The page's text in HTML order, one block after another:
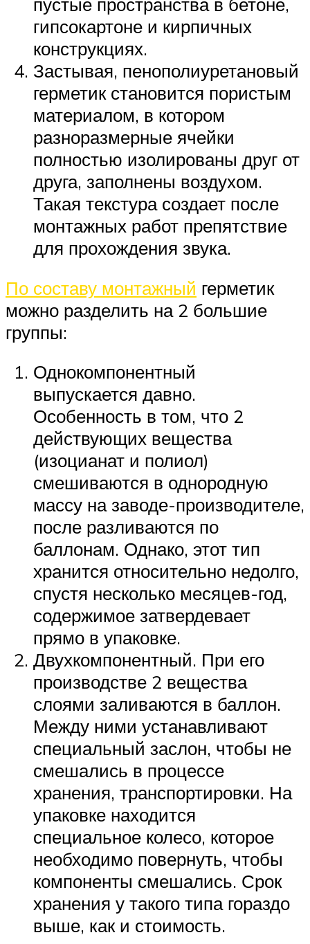
гипсокартоне и кирпичных
конструкциях.
Застывая, пенополиуретановый
герметик становится пористым
материалом, в котором
разноразмерные ячейки
полностью изолированы друг от
друга, заполнены воздухом.
Такая текстура создает после
монтажных работ препятствие
для прохождения звука.
По составу монтажный герметик
можно разделить на 2 большие
группы:
Однокомпонентный
выпускается давно.
Особенность в том, что 2
действующих вещества
(изоцианат и полиол)
смешиваются в однородную
массу на заводе-производителе,
после разливаются по
баллонам. Однако, этот тип
хранится относительно недолго,
спустя несколько месяцев-год,
содержимое затвердевает
прямо в упаковке.
Двухкомпонентный. При его
производстве 2 вещества
слоями заливаются в баллон.
Между ними устанавливают
специальный заслон, чтобы не
смешались в процессе
хранения, транспортировки. На
упаковке находится
специальное колесо, которое
необходимо повернуть, чтобы
компоненты смешались. Срок
хранения у такого типа гораздо
выше, как и стоимость.